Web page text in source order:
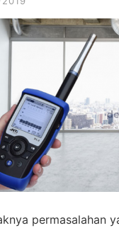
permasalahan